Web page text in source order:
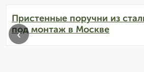
Пристенные поручни из
под монтаж в Москве
‹